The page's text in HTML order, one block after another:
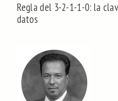
Regla del 3-2-1-1-0: la
datos